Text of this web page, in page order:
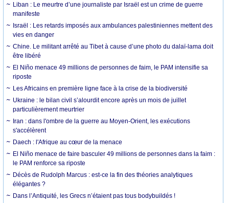
Liban : Le meurtre d’une journaliste par Israël est un crime de guerre
manifeste
Israël : Les retards imposés aux ambulances palestiniennes mettent des
vies en danger
Chine. Le militant arrêté au Tibet à cause d’une photo du dalaï-lama doit
être libéré
El Niño menace 49 millions de personnes de faim, le PAM intensifie sa
riposte
Les Africains en première ligne face à la crise de la biodiversité
Ukraine : le bilan civil s’alourdit encore après un mois de juillet
particulièrement meurtrier
Iran : dans l'ombre de la guerre au Moyen-Orient, les exécutions
s'accélèrent
Daech : l'Afrique au cœur de la menace
El Niño menace de faire basculer 49 millions de personnes dans la faim :
le PAM renforce sa riposte
Décès de Rudolph Marcus : est-ce la fin des théories analytiques
élégantes ?
Dans l’Antiquité, les Grecs n’étaient pas tous bodybuildés !